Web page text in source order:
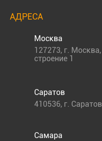
АДРЕСА
Москва
127273, г. Москва,
строение 1
Саратов
410536, г. Саратов
Самара